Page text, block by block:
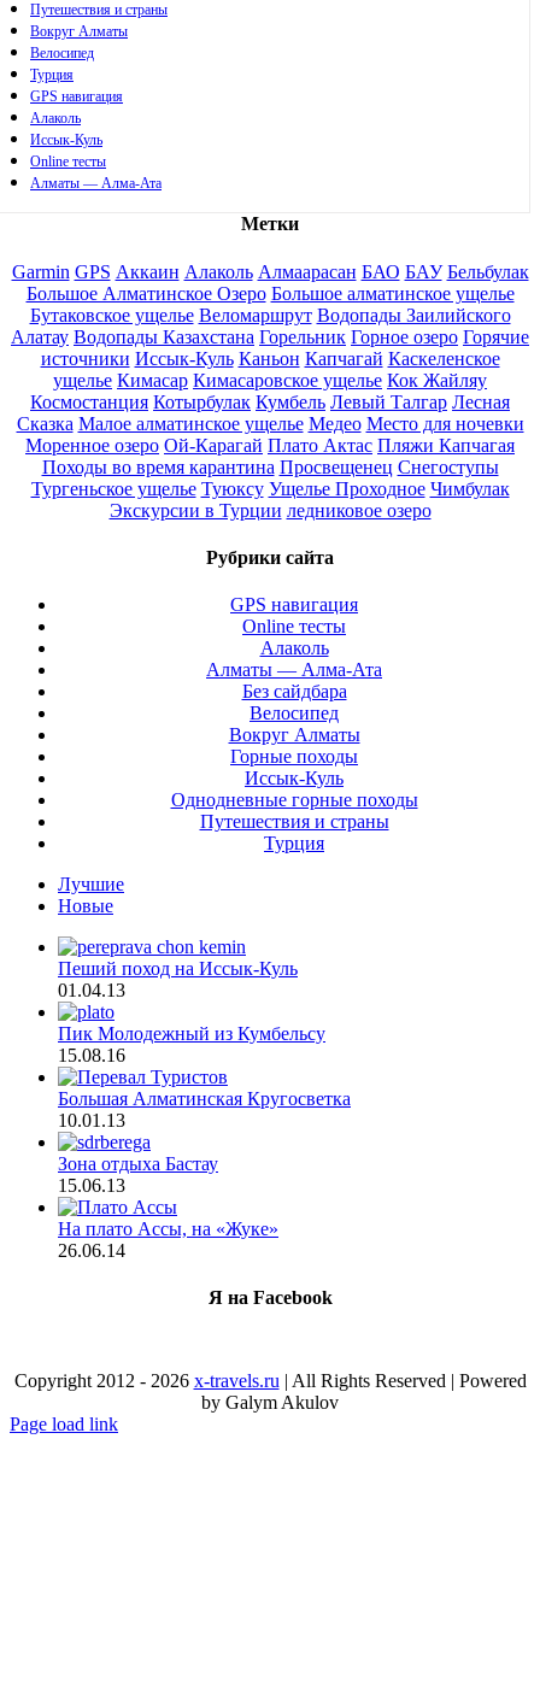
Путешествия и страны
Вокруг Алматы
Велосипед
Турция
GPS навигация
Алаколь
Иссык-Куль
Online тесты
Алматы — Алма-Ата
Метки
Garmin GPS Аккаин Алаколь Алмаарасан БАО БАУ Бельбулак
Большое Алматинское Озеро Большое алматинское ущелье
Бутаковское ущелье Веломаршрут Водопады Заилийского
Алатау Водопады Казахстана Горельник Горное озеро Горячие
источники Иссык-Куль Каньон Капчагай Каскеленское
ущелье Кимасар Кимасаровское ущелье Кок Жайляу
Космостанция Котырбулак Кумбель Левый Талгар Лесная
Сказка Малое алматинское ущелье Медео Место для ночевки
Моренное озеро Ой-Карагай Плато Актас Пляжи Капчагая
Походы во время карантина Просвещенец Снегоступы
Тургеньское ущелье Туюксу Ущелье Проходное Чимбулак
Экскурсии в Турции ледниковое озеро
Рубрики сайта
GPS навигация
Online тесты
Алаколь
Алматы — Алма-Ата
Без сайдбара
Велосипед
Вокруг Алматы
Горные походы
Иссык-Куль
Однодневные горные походы
Путешествия и страны
Турция
Лучшие
Новые
Пеший поход на Иссык-Куль
01.04.13
Пик Молодежный из Кумбельсу
15.08.16
Большая Алматинская Кругосветка
10.01.13
Зона отдыха Бастау
15.06.13
На плато Ассы, на «Жуке»
26.06.14
Я на Facebook
Copyright 2012 - 2026 x-travels.ru | All Rights Reserved | Powered
by Galym Akulov
Facebook
X
Vk
Instagram
Page load link